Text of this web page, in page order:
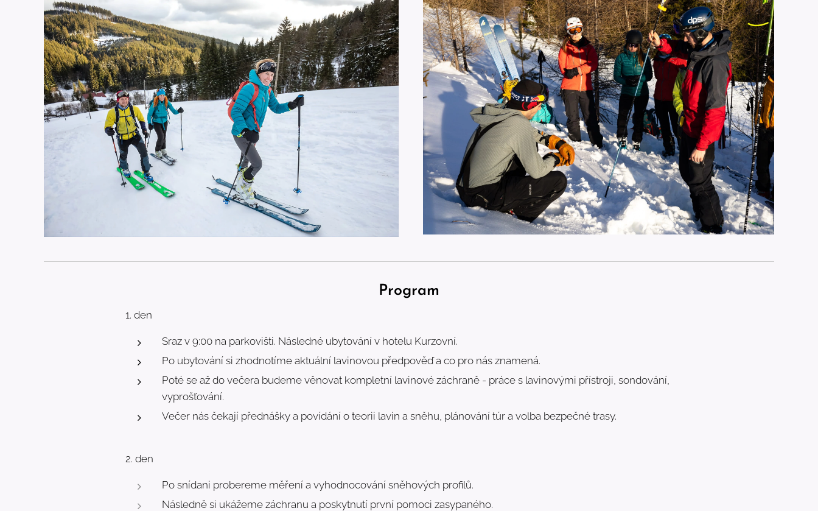
Program
1. den
Sraz v 9:00 na parkovišti. Následné ubytování v hotelu Kurzovní.
Po ubytování si zhodnotíme aktuální lavinovou předpověď a co pro nás znamená.
Poté se až do večera budeme věnovat kompletní lavinové záchraně - práce s lavinovými přístroji, sondování,
vyprošťování.
Večer nás čekají přednášky a povídání o teorii lavin a sněhu, plánování túr a volba bezpečné trasy.
2. den
Po snídani probereme měření a vyhodnocování sněhových profilů.
Následně si ukážeme záchranu a poskytnutí první pomoci zasypaného.